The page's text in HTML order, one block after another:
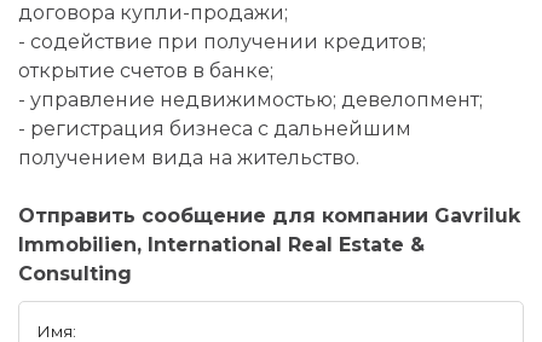
договора купли-продажи;
- содействие при получении кредитов;
открытие счетов в банке;
- управление недвижимостью; девелопмент;
- регистрация бизнеса с дальнейшим
получением вида на жительство.
Отправить сообщение для компании Gavriluk
Immobilien, International Real Estate &
Consulting
Имя: